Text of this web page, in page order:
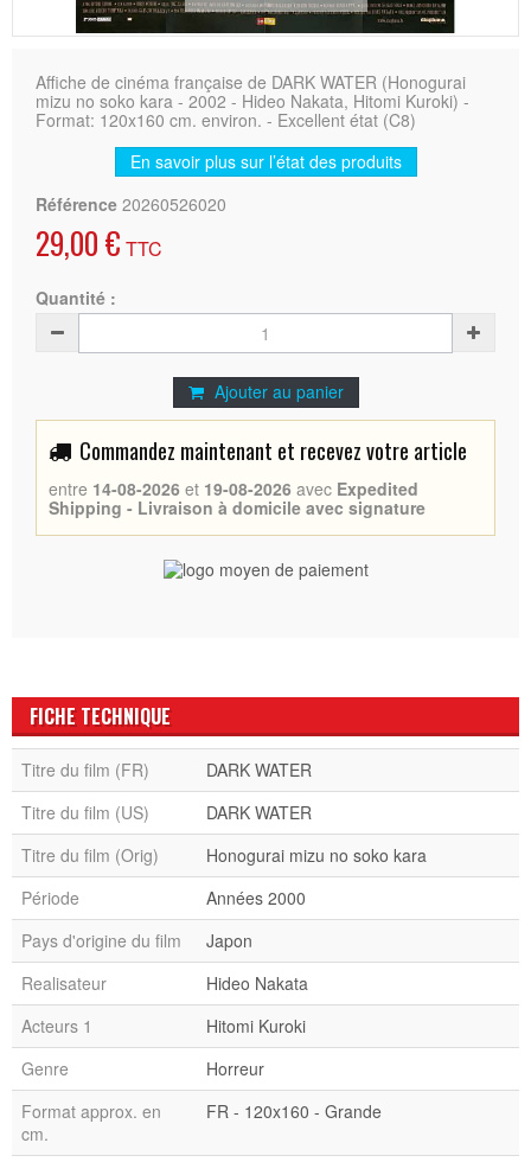
Affiche de cinéma française de DARK WATER (Honogurai
mizu no soko kara - 2002 - Hideo Nakata, Hitomi Kuroki) -
Format: 120x160 cm. environ. - Excellent état (C8)
En savoir plus sur l’état des produits
Référence 20260526020
29,00 € TTC
Quantité :
Ajouter au panier
Commandez maintenant et recevez votre article
entre 14-08-2026 et 19-08-2026 avec Expedited
Shipping - Livraison à domicile avec signature
FICHE TECHNIQUE
Titre du film (FR)
DARK WATER
Titre du film (US)
DARK WATER
Titre du film (Orig)
Honogurai mizu no soko kara
Période
Années 2000
Pays d'origine du film
Japon
Realisateur
Hideo Nakata
Acteurs 1
Hitomi Kuroki
Genre
Horreur
Format approx. en
cm.
FR - 120x160 - Grande